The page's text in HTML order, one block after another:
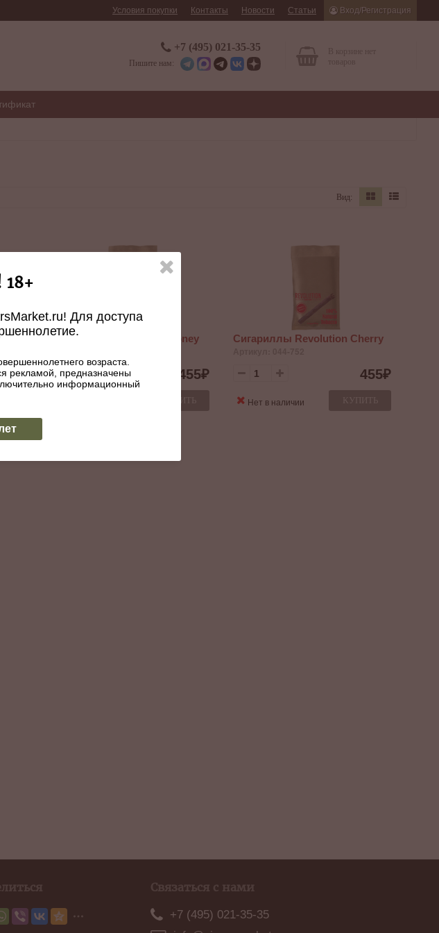
Условия покупки Контакты Новости Статьи Вход/Регистрация
В корзине нет
+7 (495) 021-35-35
Пишите нам:
Вид:
₽
Сигариллы Revolution Honey
455₽
Сигариллы Revolution Cherry
455₽
КУПИТЬ
Нет в наличии
Для доступа
возраста.
рекламой, предназначены
информационный
Связаться с нами
+7 (495) 021-35-35